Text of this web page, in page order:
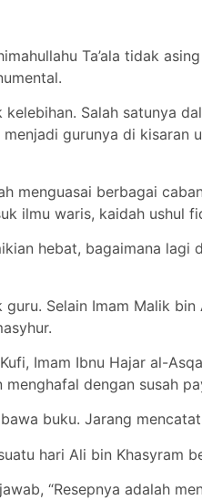
Ta’ala tidak
Salah satunya
gurunya di kisaran
menguasai berbagai
ilmu waris, kaidah ushul
hebat, bagaimana
Selain Imam Malik bin
Imam Ibnu Hajar al-
dengan susah
buku. Jarang
hari Ali bin Khasyram
“Resepnya adalah